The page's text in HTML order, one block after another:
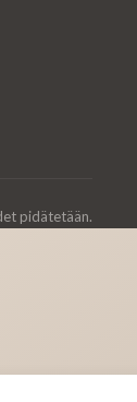
pidätetään.